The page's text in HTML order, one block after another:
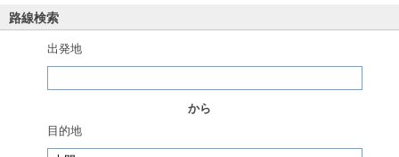
路線検索
出発地
から
目的地